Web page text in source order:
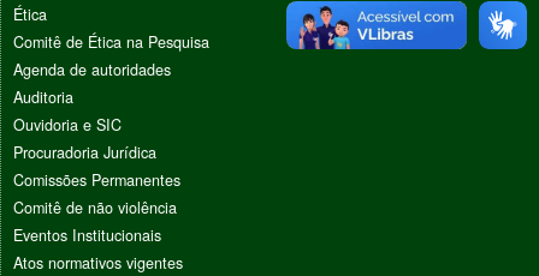
Ética
Comitê de Ética na Pesquisa
Agenda de autoridades
Auditoria
Ouvidoria e SIC
Procuradoria Jurídica
Comissões Permanentes
Comitê de não violência
Eventos Institucionais
Atos normativos vigentes